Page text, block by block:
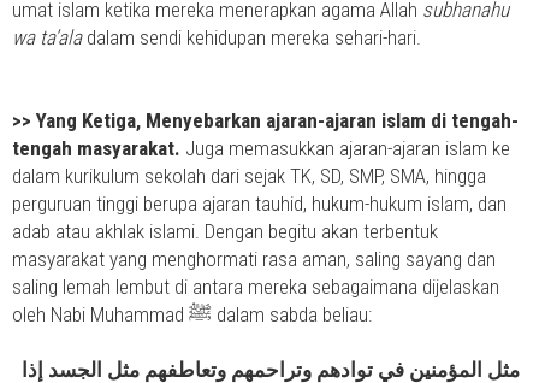
umat islam ketika mereka menerapkan agama Allah subhanahu
wa ta’aladalam sendi kehidupan mereka sehari-hari.
>> Yang Ketiga, Menyebarkan ajaran-ajaran islam di tengah-
tengah masyarakat. Juga memasukkan ajaran-ajaran islam ke
dalam kurikulum sekolah dari sejak TK, SD, SMP, SMA, hingga
perguruan tinggi berupa ajaran tauhid, hukum-hukum islam, dan
adab atau akhlak islami. Dengan begitu akan terbentuk
masyarakat yang menghormati rasa aman, saling sayang dan
saling lemah lembut di antara mereka sebagaimana dijelaskan
oleh Nabi Muhammad ﷺ dalam sabda beliau:
مثل المؤمنين في توادهم وتراحمهم وتعاطفهم مثل الجسد إذا